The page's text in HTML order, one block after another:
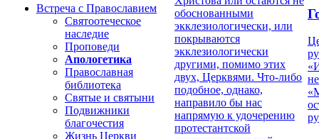
Встреча с Православием
Святоотеческое
наследие
Проповеди
Апологетика
Православная
библиотека
Святые и святыни
Подвижники
благочестия
Жизнь Церкви
обоснованными
экклезиологически, или
покрываются
экклезиологически
другими, помимо этих
двух, Церквями. Что-либо
подобное, однако,
направило бы нас
напрямую к удочерению
протестантской